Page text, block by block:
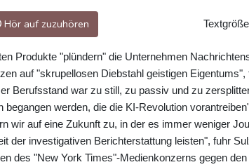
Hör auf zuzuhören
Produkte "plündern" die Unternehmen
auf "skrupellosen Diebstahl geistigen
Berufsstand war zu still, zu passiv und zu
begangen werden, die die KI-Revolution
wir auf eine Zukunft zu, in der es immer weniger
der investigativen Berichterstattung leisten", fuhr
des "New York Times"-Medienkonzerns gegen